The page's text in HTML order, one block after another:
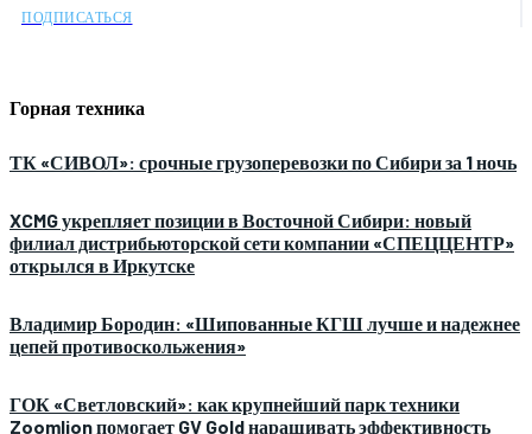
ПОДПИСАТЬСЯ
Горная техника
ТК «СИВОЛ»: срочные грузоперевозки по Сибири за 1 ночь
XCMG укрепляет позиции в Восточной Сибири: новый
филиал дистрибьюторской сети компании «СПЕЦЦЕНТР»
открылся в Иркутске
Владимир Бородин: «Шипованные КГШ лучше и надежнее
цепей противоскольжения»
ГОК «Светловский»: как крупнейший парк техники
Zoomlion помогает GV Gold наращивать эффективность